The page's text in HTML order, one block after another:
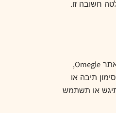
חשובה זו.
”). על ידי גישה או שימוש באתר Omegle,
תיבה או
או תשתמש